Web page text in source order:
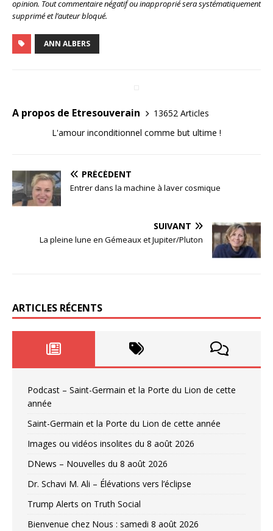
opinion. Tout commentaire négatif ou inapproprié sera systématiquement
supprimé et l’auteur bloqué.
ANN ALBERS
A propos de Etresouverain
13652 Articles
L'amour inconditionnel comme but ultime !
PRÉCÉDENT
Entrer dans la machine à laver cosmique
SUIVANT
La pleine lune en Gémeaux et Jupiter/Pluton
ARTICLES RÉCENTS
Podcast – Saint-Germain et la Porte du Lion de cette
année
Saint-Germain et la Porte du Lion de cette année
Images ou vidéos insolites du 8 août 2026
DNews – Nouvelles du 8 août 2026
Dr. Schavi M. Ali – Élévations vers l’éclipse
Trump Alerts on Truth Social
Bienvenue chez Nous : samedi 8 août 2026